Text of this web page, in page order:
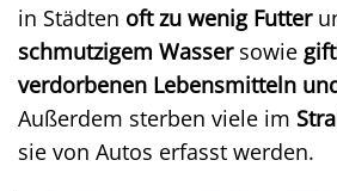
in Städten oft zu wenig Futter
schmutzigem Wassersowie
verdorbenen Lebensmitteln
Außerdem sterben viele im
sie von Autos erfasst werden.